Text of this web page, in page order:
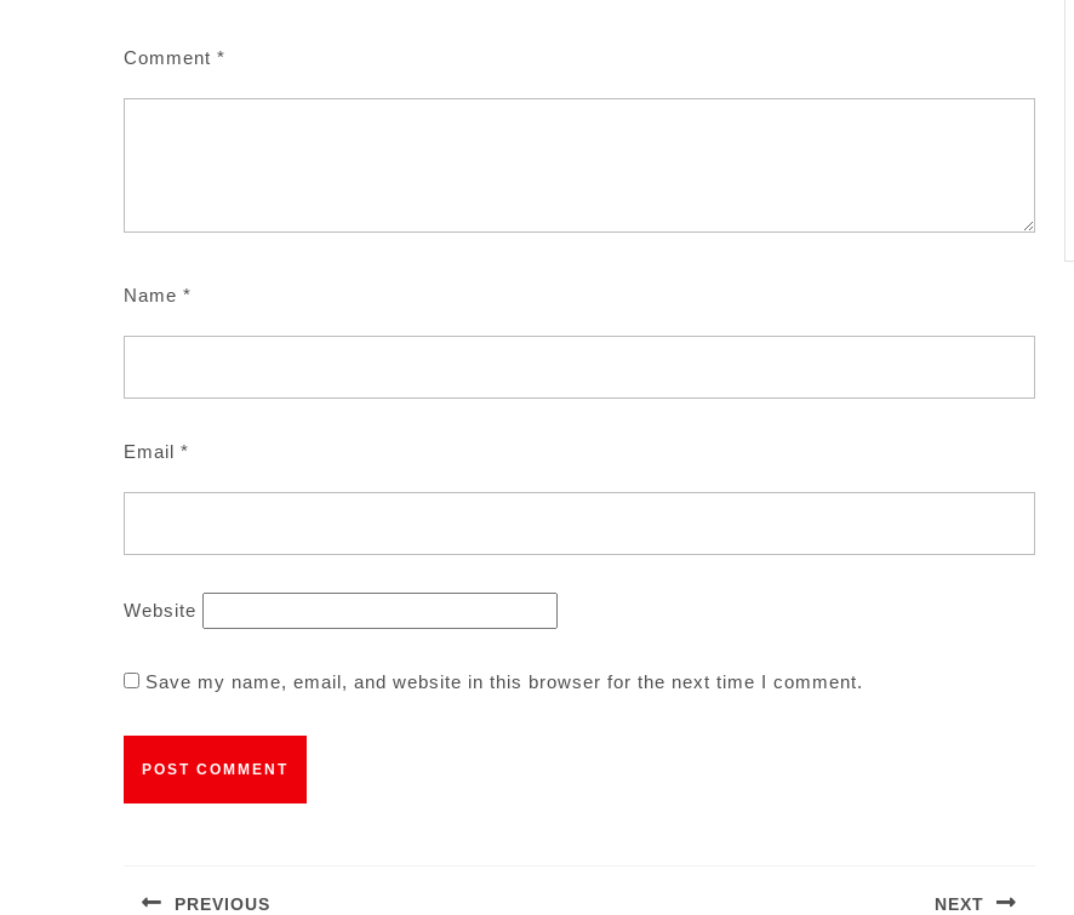
Comment *
Name *
Email *
Website
Save my name, email, and website in this browser for the next time I comment.
navigation
PREVIOUS NEXT